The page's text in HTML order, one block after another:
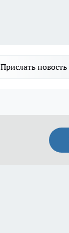
Прислать новость